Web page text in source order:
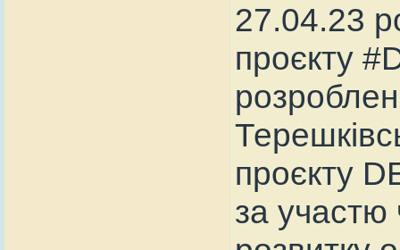
27.04.23
проєкту
проєкту
за участю